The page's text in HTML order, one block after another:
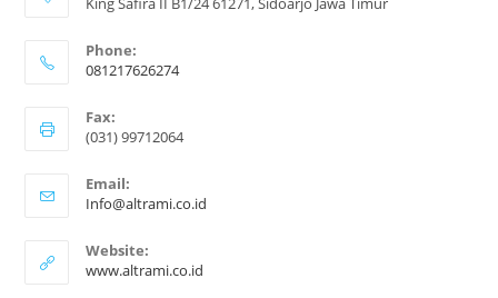
Phone:
081217626274
in
your
application
Fax:
(031) 99712064
Email:
Info@altrami.co.id
Website:
www.altrami.co.id